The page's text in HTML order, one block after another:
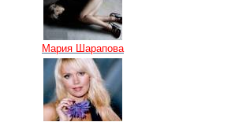
Мария Шарапова